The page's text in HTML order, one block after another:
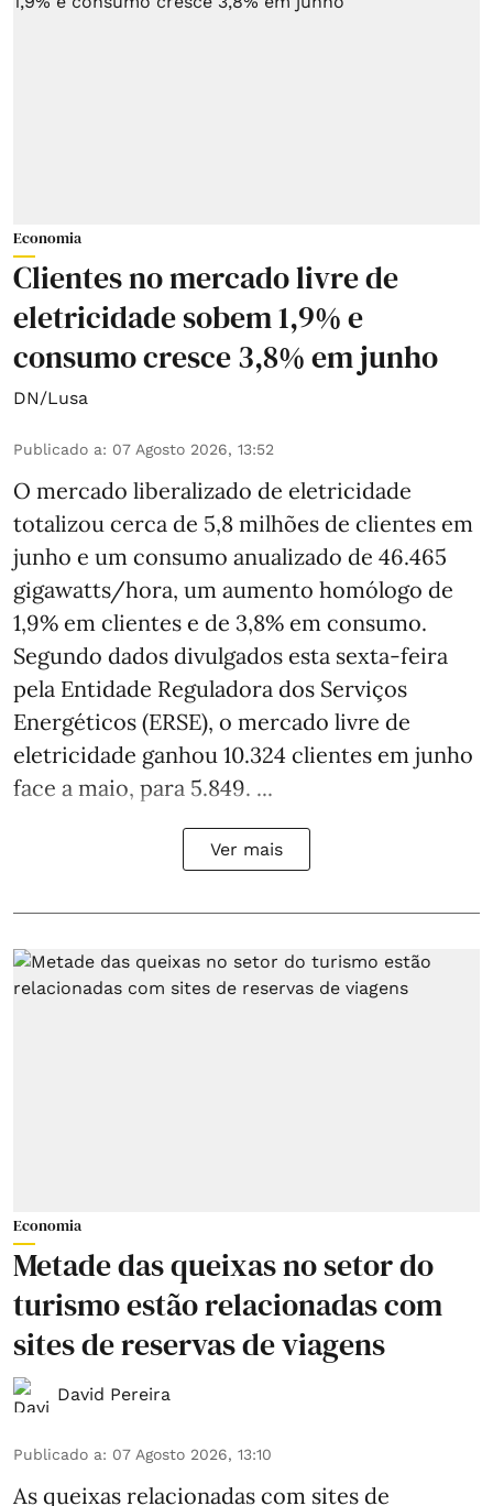
Economia
Clientes no mercado livre de
eletricidade sobem 1,9% e
consumo cresce 3,8% em junho
DN/Lusa
Publicado a: 07 Agosto 2026, 13:52
O mercado liberalizado de eletricidade
totalizou cerca de 5,8 milhões de clientes em
junho e um consumo anualizado de 46.465
gigawatts/hora, um aumento homólogo de
1,9% em clientes e de 3,8% em consumo.
Segundo dados divulgados esta sexta-feira
pela Entidade Reguladora dos Serviços
Energéticos (ERSE), o mercado livre de
eletricidade ganhou 10.324 clientes em junho
face a maio, para 5.849. ...
Ver mais
Economia
Metade das queixas no setor do
turismo estão relacionadas com
sites de reservas de viagens
David Pereira
Publicado a: 07 Agosto 2026, 13:10
As queixas relacionadas com sites de